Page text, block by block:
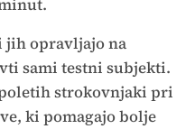
jih opravljajo na
sami testni subjekti.
strokovnjaki pri
ki pomagajo bolje